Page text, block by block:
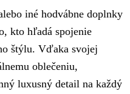
iné hodvábne doplnky
kto hľadá spojenie
štýlu. Vďaka svojej
oblečeniu,
luxusný detail na každý